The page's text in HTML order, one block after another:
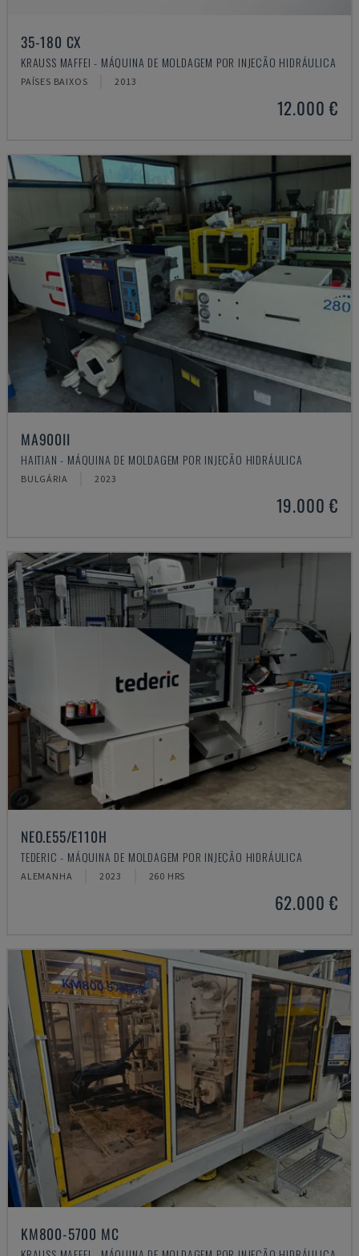
35-180 CX
KRAUSS MAFFEI - MÁQUINA DE MOLDAGEM POR INJEÇÃO HIDRÁULICA
PAÍSES BAIXOS 2013
12.000 €
MA900ІІ
HAITIAN - MÁQUINA DE MOLDAGEM POR INJEÇÃO HIDRÁULICA
BULGÁRIA 2023
19.000 €
NEO.E55/E110H
TEDERIC - MÁQUINA DE MOLDAGEM POR INJEÇÃO HIDRÁULICA
ALEMANHA 2023 260 HRS
62.000 €
KM800-5700 MC